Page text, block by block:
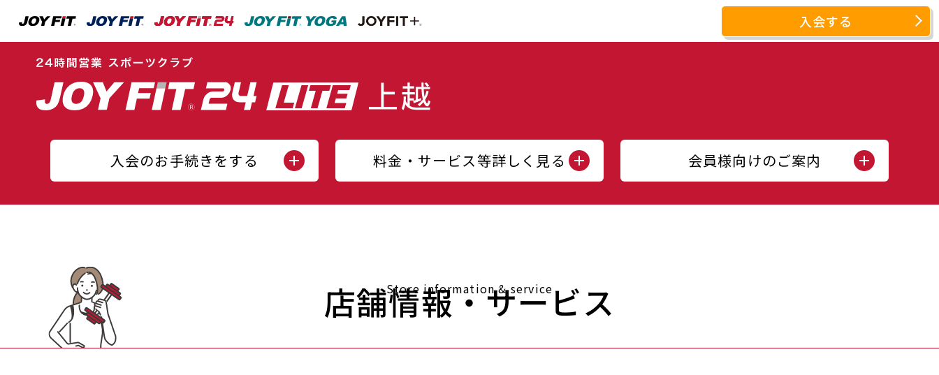
入会する
入会のお手続きをする 料金・サービス等詳しく見る 会員様向けのご案内
Store information & service
店舗情報・サービス